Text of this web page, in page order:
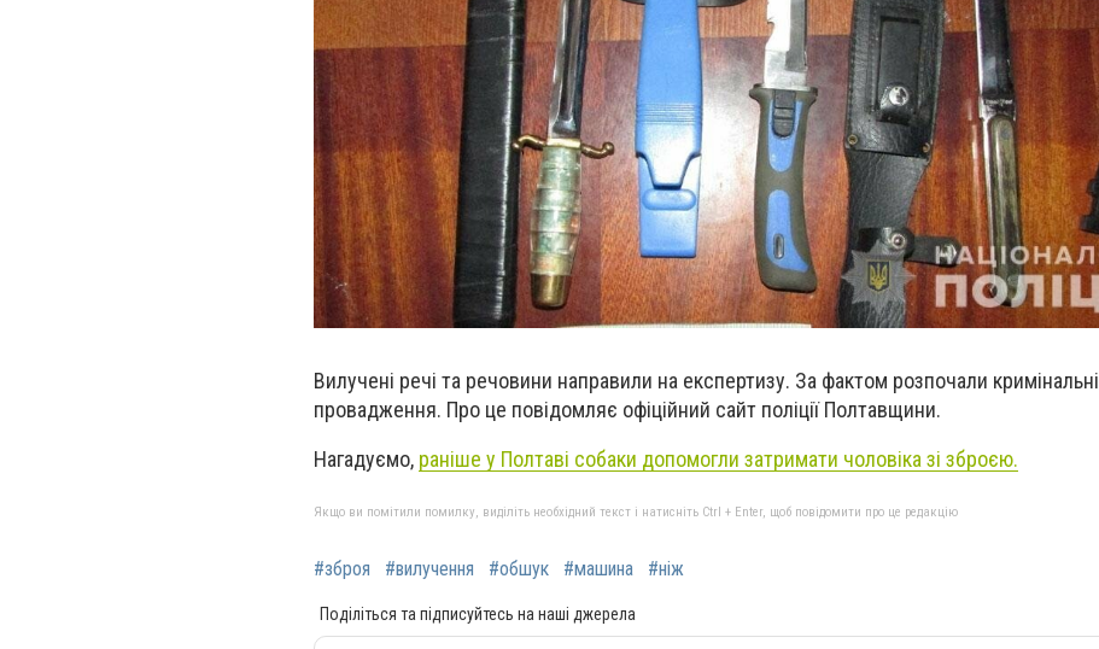
Вилучені речі та речовини направили на експертизу. За фактом розпочали кримінальні
провадження. Про це повідомляє офіційний сайт поліції Полтавщини.
Нагадуємо, раніше у Полтаві собаки допомогли затримати чоловіка зі зброєю.
Якщо ви помітили помилку, виділіть необхідний текст і натисніть Ctrl + Enter, щоб повідомити про це редакцію
#зброя #вилучення #обшук #машина #ніж
Поділіться та підписуйтесь на наші джерела